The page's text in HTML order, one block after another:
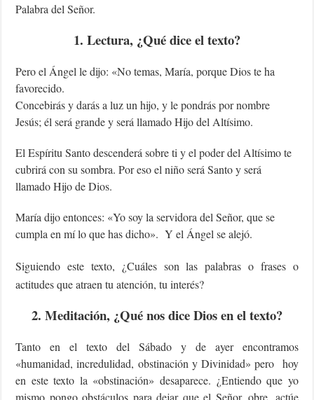
Palabra del Señor.
1. Lectura, ¿Qué dice el texto?
Pero el Ángel le dijo: «No temas, María, porque Dios te ha
favorecido.
Concebirás y darás a luz un hijo, y le pondrás por nombre
Jesús; él será grande y será llamado Hijo del Altísimo.
El Espíritu Santo descenderá sobre ti y el poder del Altísimo te
cubrirá con su sombra. Por eso el niño será Santo y será
llamado Hijo de Dios.
María dijo entonces: «Yo soy la servidora del Señor, que se
cumpla en mí lo que has dicho». Y el Ángel se alejó.
Siguiendo este texto, ¿Cuáles son las palabras o frases o
actitudes que atraen tu atención, tu interés?
2. Meditación, ¿Qué nos dice Dios en el texto?
Tanto en el texto del Sábado y de ayer encontramos
«humanidad, incredulidad, obstinación y Divinidad» pero hoy
en este texto la «obstinación» desaparece. ¿Entiendo que yo
mismo pongo obstáculos para dejar que el Señor, obre, actúe